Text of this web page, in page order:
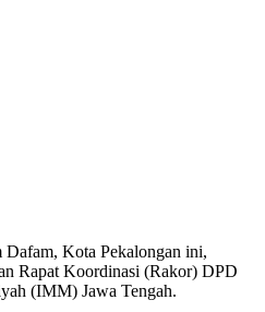
Kota Pekalongan ini,
Rapat Koordinasi (Rakor) DPD
(IMM) Jawa Tengah.